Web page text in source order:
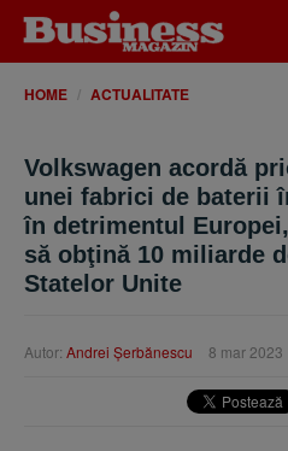
HOME ACTUALITATE
Volkswagen acordă
unei fabrici de baterii
în detrimentul
să obţină 10 miliarde
Statelor Unite
Autor: Andrei Şerbănescu 8 mar 2023